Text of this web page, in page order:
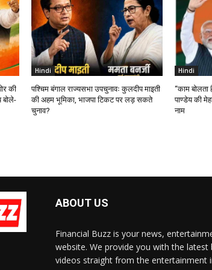
की
बोले-
Hindi
पश्चिम बंगाल राज्यसभा उपचुनावः कुलदीप माइती
की अहम भूमिका, भाजपा टिकट पर लड़ सकते
चुनाव?
Hindi
“काम बोलता
पाण्डेय की
नाम
ABOUT US
Financial Buzz is your news,
website. We provide you with the latest
videos straight from the entertainment